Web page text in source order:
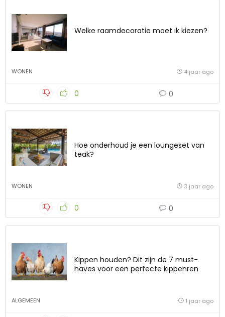
Welke raamdecoratie moet ik kiezen?
WONEN 4 jaar ago
0 0
Hoe onderhoud je een loungeset van
teak?
WONEN 3 jaar ago
0 0
Kippen houden? Dit zijn de 7 must-
haves voor een perfecte kippenren
ALGEMEEN 1 jaar ago